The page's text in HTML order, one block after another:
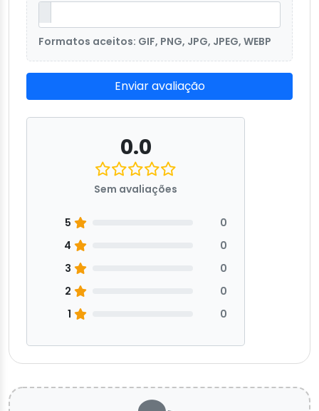
Formatos aceitos: GIF, PNG, JPG, JPEG, WEBP
Enviar avaliação
0.0
Sem avaliações
5
0
4
0
3
0
2
0
1
0